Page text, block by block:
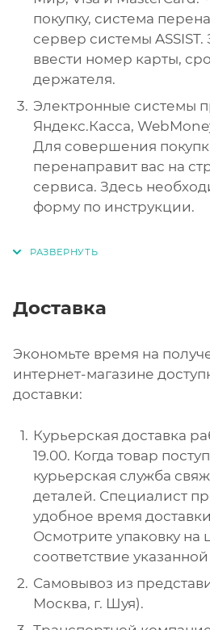
покупку, система
сервер системы
ввести номер карты,
держателя.
Электронные системы
Яндекс.Касса,
Для совершения
перенаправит вас на
сервиса. Здесь
форму по инструкции.
Доставка
Экономьте время на
интернет-магазине
доставки:
Курьерская доставка
19.00. Когда товар
курьерская служба
деталей. Специалист
удобное время
Осмотрите упаковку на
соответствие
Самовывоз из
Москва, г. Шуя).